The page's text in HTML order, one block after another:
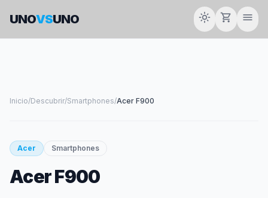
UNOVSUNO light_mode shopping_cart menu
Inicio/Descubrir/Smartphones/Acer F900
smartphone
ACER
Acer Smartphones
Acer F900